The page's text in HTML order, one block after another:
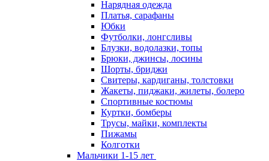
Нарядная одежда
Платья, сарафаны
Юбки
Футболки, лонгсливы
Блузки, водолазки, топы
Брюки, джинсы, лосины
Шорты, бриджи
Свитеры, кардиганы, толстовки
Жакеты, пиджаки, жилеты, болеро
Спортивные костюмы
Куртки, бомберы
Трусы, майки, комплекты
Пижамы
Колготки
Мальчики 1-15 лет